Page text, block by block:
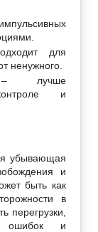
для
ненужного.
– лучше
и
убывающая
и
быть как
в
перегрузки,
ошибок и